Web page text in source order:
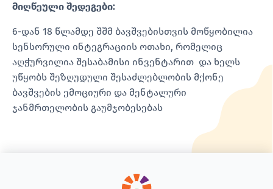
მიღწეული შედეგები:
6-დან 18 წლამდე შშმ ბავშვებისთვის მოწყობილია
სენსორული ინტეგრაციის ოთახი, რომელიც
აღჭურვილია შესაბამისი ინვენტარით და ხელს
უწყობს შეზღუდული შესაძლებლობის მქონე
ბავშვების ემოციური და მენტალური
ჯანმრთელობის გაუმჯობესებას